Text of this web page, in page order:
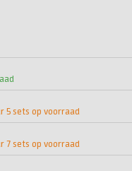
5 sets op voorraad
7 sets op voorraad